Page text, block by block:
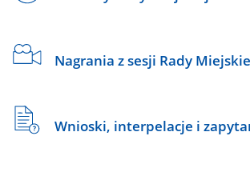
Nagrania z sesji Rady
Wnioski, interpelacje i